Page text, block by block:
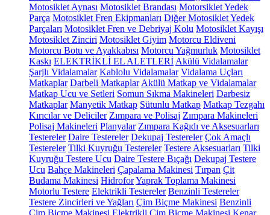
Motosiklet Aynası Motosiklet Brandası Motorsiklet Yedek
Parça Motosiklet Fren Ekipmanları Diğer Motosiklet Yedek
Parçaları Motosiklet Fren ve Debriyaj Kolu Motosiklet Kayışı
Motosiklet Zinciri Motosiklet Giyim Motorcu Eldiveni
Motorcu Botu ve Ayakkabısı Motorcu Yağmurluk Motosiklet
Kaskı ELEKTRİKLİ EL ALETLERİ Akülü Vidalamalar
Şarjlı Vidalamalar Kablolu Vidalamalar Vidalama Uçları
Matkaplar Darbeli Matkaplar Akülü Matkap ve Vidalamalar
Matkap Ucu ve Setleri Somun Sıkma Makineleri Darbesiz
Matkaplar Manyetik Matkap Sütunlu Matkap Matkap Tezgahı
Kırıcılar ve Deliciler Zımpara ve Polisaj Zımpara Makineleri
Polisaj Makineleri Planyalar Zımpara Kağıdı ve Aksesuarları
Testereler Daire Testereler Dekupaj Testereler Çok Amaçlı
Testereler Tilki Kuyruğu Testereler Testere Aksesuarları Tilki
Kuyruğu Testere Ucu Daire Testere Bıçağı Dekupaj Testere
Ucu Bahçe Makineleri Çapalama Makinesi Tırpan Çit
Budama Makinesi HidroforYaprak Toplama Makinesi
Motorlu Testere Elektrikli Testereler Benzinli Testereler
Testere Zincirleri ve Yağları Çim Biçme Makinesi Benzinli
Çim Biçme Makinesi Elektrikli Çim Biçme Makinesi Kenar